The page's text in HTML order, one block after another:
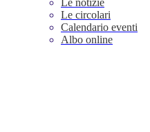
Le notizie
Le circolari
Calendario eventi
Albo online